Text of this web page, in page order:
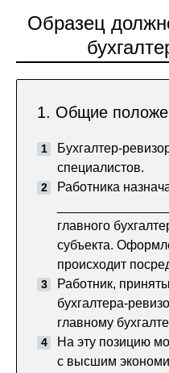
Образец
1. Общие
Бухгалтер-
специалистов.
Работника
главного
субъекта.
происходит
Работник,
бухгалтера-
главному
На эту позицию
с высшим